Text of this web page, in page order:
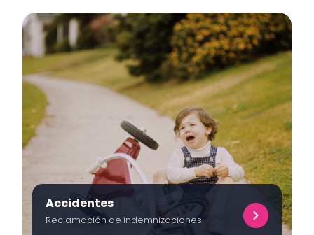
Accidentes
Reclamación de indemnizaciones